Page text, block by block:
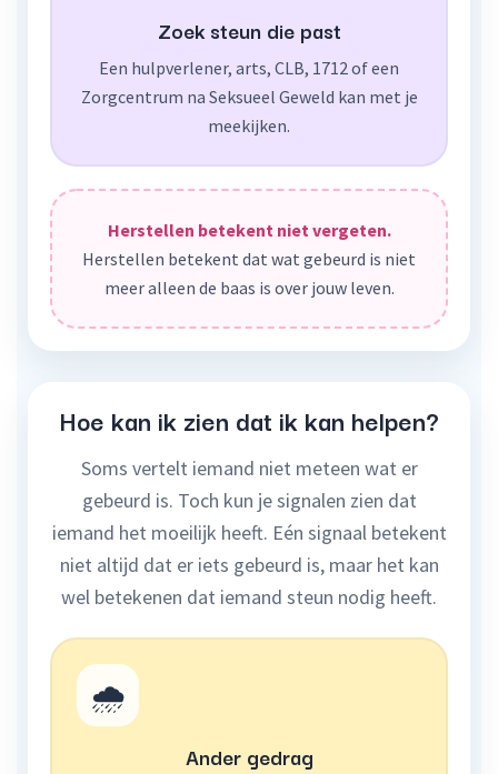
Zoek steun die past
Een hulpverlener, arts, CLB, 1712 of een
Zorgcentrum na Seksueel Geweld kan met je
meekijken.
Herstellen betekent niet vergeten.
Herstellen betekent dat wat gebeurd is niet
meer alleen de baas is over jouw leven.
Hoe kan ik zien dat ik kan helpen?
Soms vertelt iemand niet meteen wat er
gebeurd is. Toch kun je signalen zien dat
iemand het moeilijk heeft. Eén signaal betekent
niet altijd dat er iets gebeurd is, maar het kan
wel betekenen dat iemand steun nodig heeft.
🌧️
Ander gedrag